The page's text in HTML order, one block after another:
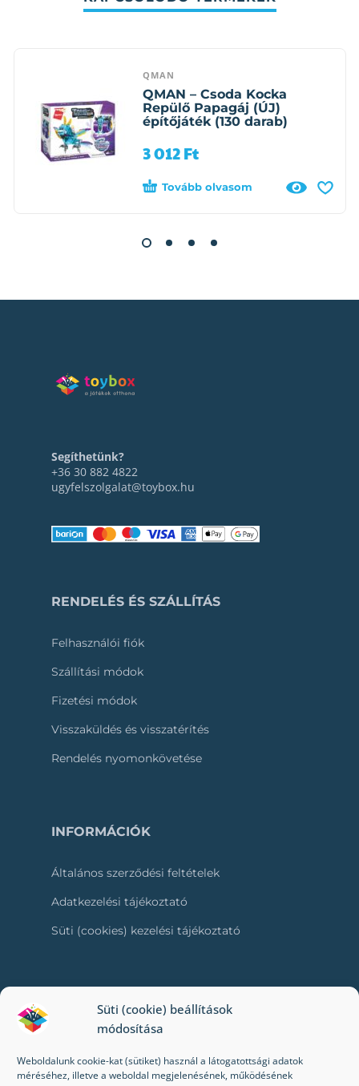
Süti (cookie) beállítások
módosítása
Weboldalunk cookie-kat (sütiket) használ a látogatottsági adatok
méréséhez, illetve a weboldal megjelenésének, működésének
QMAN
QMAN – Csoda Kocka
Repülő Papagáj (ÚJ)
építőjáték (130 darab)
3 012Ft
Tovább olvasom
Segíthetünk?
+36 30 882 4822
ugyfelszolgalat@toybox.hu
RENDELÉS ÉS SZÁLLÍTÁS
Felhasználói fiók
Szállítási módok
Fizetési módok
Visszaküldés és visszatérítés
Rendelés nyomonkövetése
INFORMÁCIÓK
Általános szerződési feltételek
Adatkezelési tájékoztató
Süti (cookies) kezelési tájékoztató
RÓLUNK
Kik vagyunk mi?